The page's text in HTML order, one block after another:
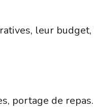
leur
portage de repas.